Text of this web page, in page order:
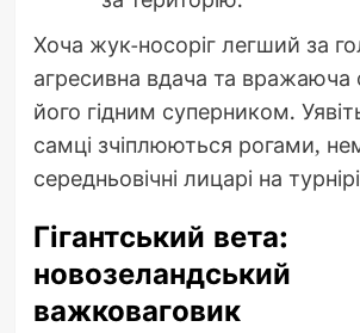
Хоча жук-носоріг легший за
агресивна вдача та вражаюча
його гідним суперником.
самці зчіплюються рогами,
середньовічні лицарі на
Гігантський вета:
новозеландський
важковаговик